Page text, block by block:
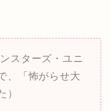
ンスターズ・ユニ
、「怖がらせ大
）